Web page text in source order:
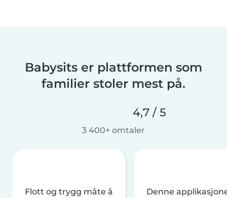
Babysits er plattformen som
familier stoler mest på.
4,7 / 5
3 400+ omtaler
Flott og trygg måte å
Denne